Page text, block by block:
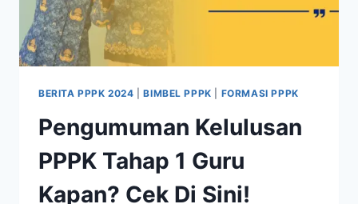
BERITA PPPK 2024 |BIMBEL PPPK FORMASI PPPK
Pengumuman Kelulusan
PPPK Tahap 1 Guru
Kapan? Cek Di Sini!